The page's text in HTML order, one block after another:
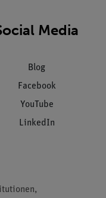
Media
Blog
Facebook
YouTube
LinkedIn